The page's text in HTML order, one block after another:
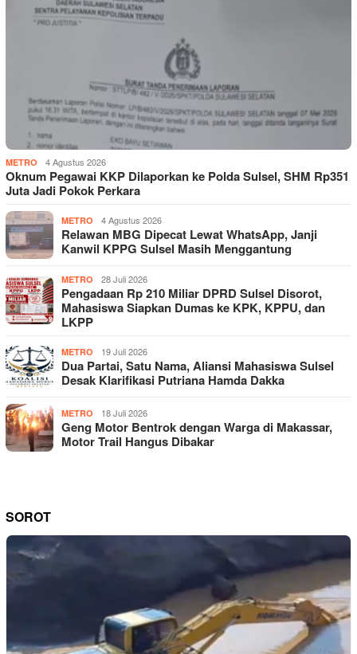
METRO 4 Agustus 2026
Oknum Pegawai KKP Dilaporkan ke Polda Sulsel, SHM Rp351
Juta Jadi Pokok Perkara
METRO 4 Agustus 2026
Relawan MBG Dipecat Lewat WhatsApp, Janji
Kanwil KPPG Sulsel Masih Menggantung
METRO 28 Juli 2026
Pengadaan Rp 210 Miliar DPRD Sulsel Disorot,
Mahasiswa Siapkan Dumas ke KPK, KPPU, dan
LKPP
METRO 19 Juli 2026
Dua Partai, Satu Nama, Aliansi Mahasiswa Sulsel
Desak Klarifikasi Putriana Hamda Dakka
METRO 18 Juli 2026
Geng Motor Bentrok dengan Warga di Makassar,
Motor Trail Hangus Dibakar
SOROT